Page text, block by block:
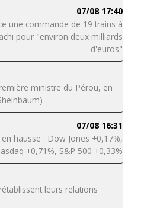
07/08 17:40
une commande de 19 trains à
pour "environ deux milliards
d'euros"
ministre du Pérou, en
07/08 16:31
hausse : Dow Jones +0,17%,
+0,71%, S&P 500 +0,33%
leurs relations